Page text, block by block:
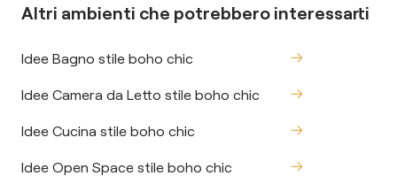
Altri ambienti che potrebbero interessarti
Idee Bagno stile boho chic
Idee Camera da Letto stile boho chic
Idee Cucina stile boho chic
Idee Open Space stile boho chic